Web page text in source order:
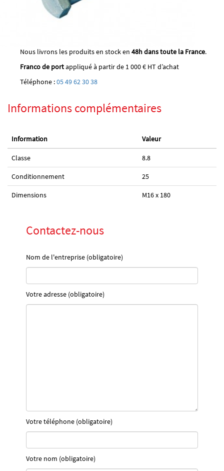
Nous livrons les produits en stock en 48h dans toute la France.
Franco de portappliqué à partir de 1 000 € HT d’achat
Téléphone :05 49 62 30 38
Informations complémentaires
Information Valeur
Classe 8.8
Conditionnement 25
Dimensions M16 x 180
Contactez-nous
Nom de l'entreprise (obligatoire)
Votre adresse (obligatoire)
Votre téléphone (obligatoire)
Votre nom (obligatoire)